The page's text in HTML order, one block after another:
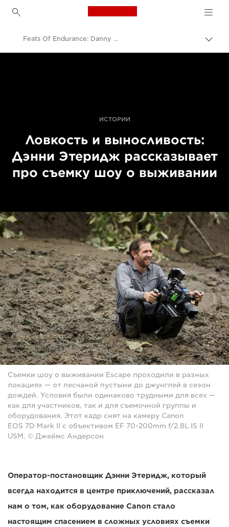
Canon Logo, back to
Feats Of Endurance: Danny Etheridge On Shooting Survival Shows - Canon UK
ИСТОРИИ
Ловкость и выносливость:
Дэнни Этеридж рассказывает
про съемку шоу о выживании
Съемки шоу о выживании Escape проходили в разных
локациях — от песчаной пустыни до джунглей в сезон
дождей. Условия были одинаково трудными для всех —
как для участников, так и для съемочной группы и
оборудования. Этот кадр снят на камеру Canon
EOS 7D Mark II с объективом EF 70-200mm f/2.8L IS II
USM. © Джеймс Андерсон
Оператор-постановщик Дэнни Этеридж, который
всегда находится в центре приключений, рассказал
нам о том, как оборудование Canon стало
настоящим спасением в сложных условиях съемки